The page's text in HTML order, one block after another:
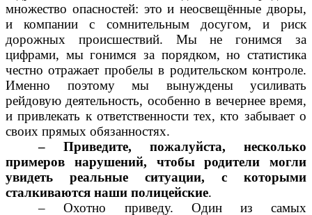
множество опасностей: это и неосвещённые дворы,
и компании с сомнительным досугом, и риск
дорожных происшествий. Мы не гонимся за
цифрами, мы гонимся за порядком, но статистика
честно отражает пробелы в родительском контроле.
Именно поэтому мы вынуждены усиливать
рейдовую деятельность, особенно в вечернее время,
и привлекать к ответственности тех, кто забывает о
своих прямых обязанностях.
– Приведите, пожалуйста, несколько
примеров нарушений, чтобы родители могли
увидеть реальные ситуации, с которыми
сталкиваются наши полицейские.
– Охотно приведу. Один из самых